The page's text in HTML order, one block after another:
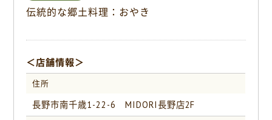
伝統的な郷土料理：おやき
＜店舗情報＞
住所
長野市南千歳1-22-6 MIDORI長野店2F